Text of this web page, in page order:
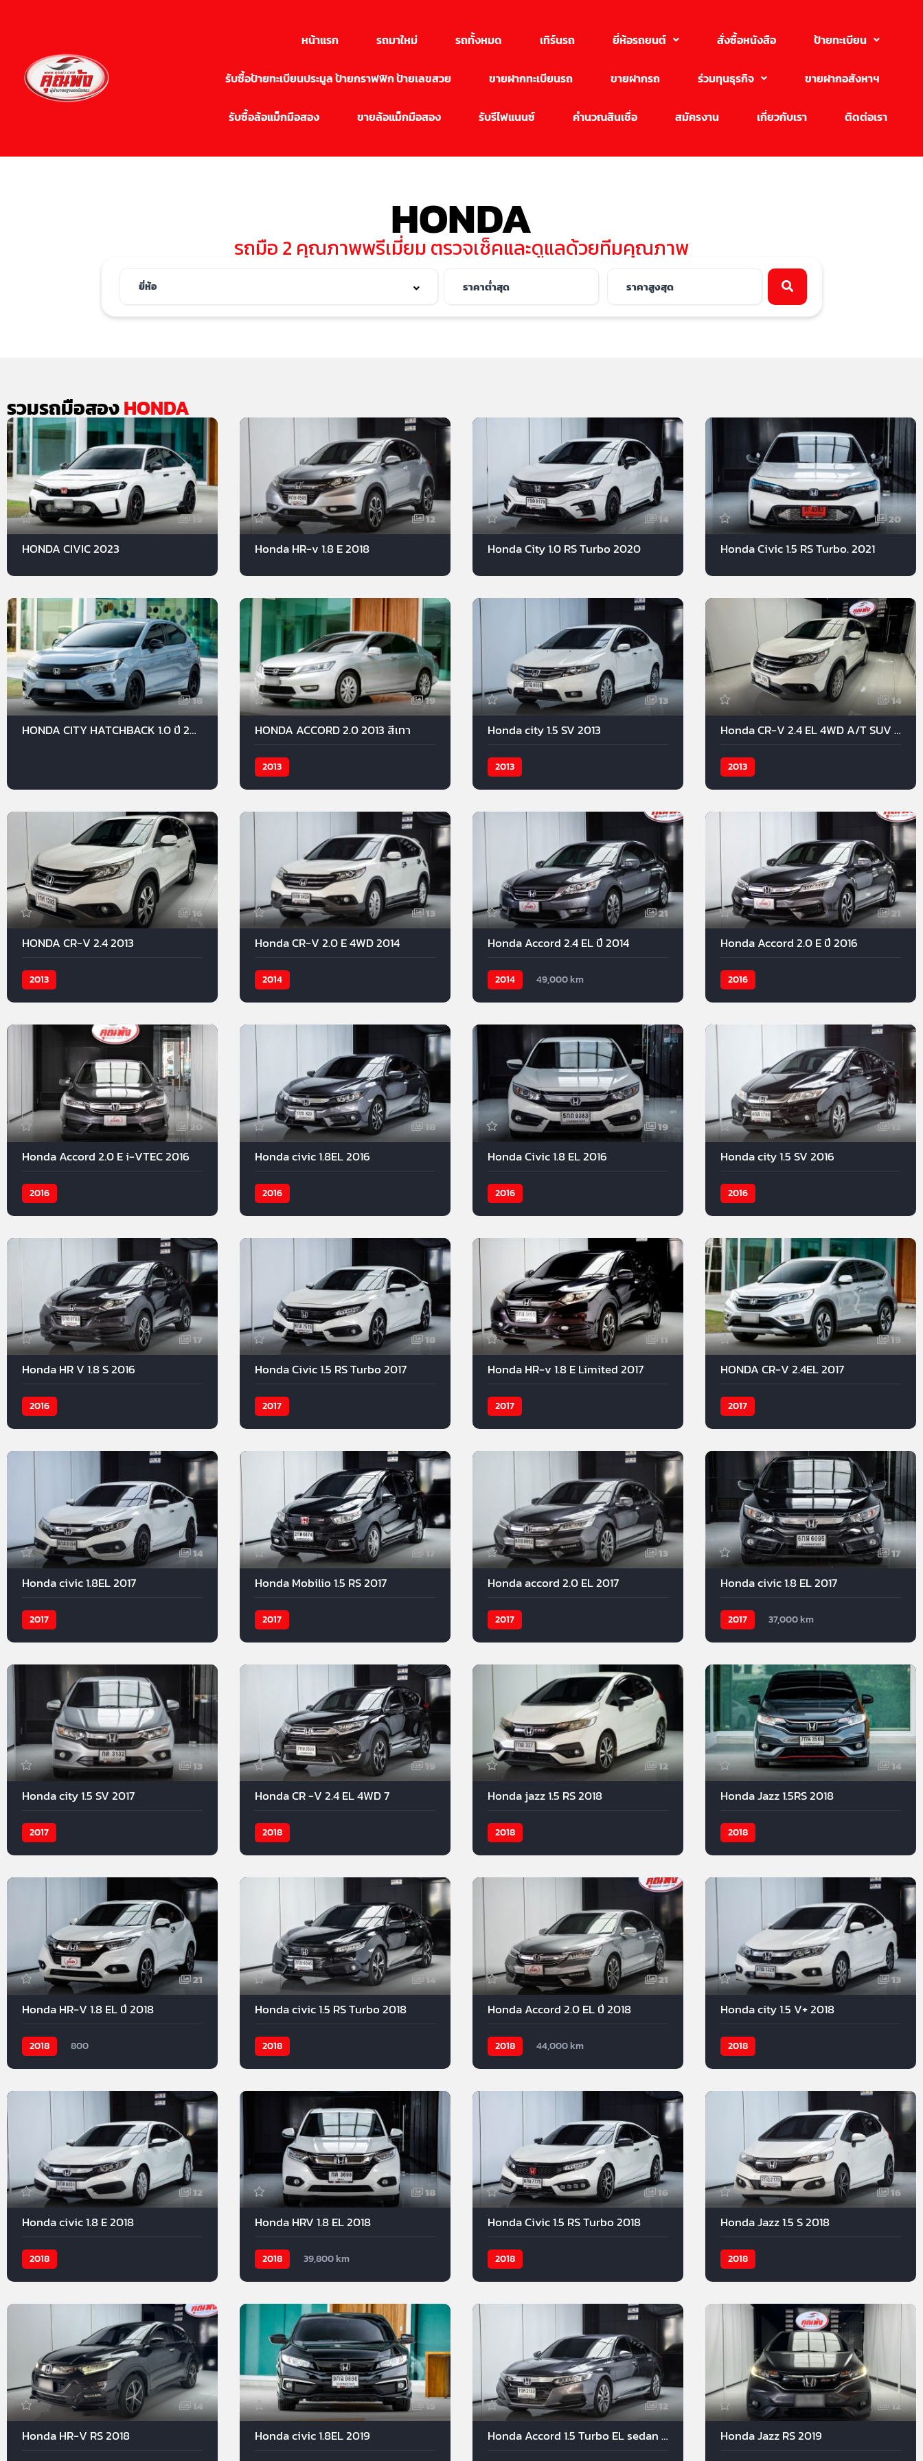
หน้าแรก รถมาใหม่ รถทั้งหมด เทิร์นรถ ยี่ห้อรถยนต์ สั่งซื้อหนังสือ ป้ายทะเบียน
รับซื้อป้ายทะเบียนประมูล ป้ายกราฟฟิก ป้ายเลขสวย ขายฝากทะเบียนรถ ขายฝากรถ ร่วมทุนธุรกิจ ขายฝากอสังหาฯ
รับซื้อล้อแม็กมือสอง ขายล้อแม็กมือสอง รับรีไฟแนนซ์ คำนวณสินเชื่อ สมัครงาน เกี่ยวกับเรา ติดต่อเรา
HONDA
รถมือ 2 คุณภาพพรีเมี่ยม ตรวจเช็คและดูแลด้วยทีมคุณภาพ
รวมรถมือสองHONDA
19
HONDA CIVIC 2023
12
Honda HR-v 1.8 E 2018
14
Honda City 1.0 RS Turbo 2020
20
Honda Civic 1.5 RS Turbo. 2021
18
HONDA CITY HATCHBACK 1.0 ปี 2021
19
HONDA ACCORD 2.0 2013 สีเทา
2013
13
Honda city 1.5 SV 2013
2013
14
Honda CR-V 2.4 EL 4WD A/T SUV 2013
2013
16
HONDA CR-V 2.4 2013
2013
13
Honda CR-V 2.0 E 4WD 2014
2014
21
Honda Accord 2.4 EL ปี 2014
2014 49,000 km
21
Honda Accord 2.0 E ปี 2016
2016
20
Honda Accord 2.0 E i-VTEC 2016
2016
18
Honda civic 1.8EL 2016
2016
19
Honda Civic 1.8 EL 2016
2016
12
Honda city 1.5 SV 2016
2016
17
Honda HR V 1.8 S 2016
2016
18
Honda Civic 1.5 RS Turbo 2017
2017
11
Honda HR-v 1.8 E Limited 2017
2017
19
HONDA CR-V 2.4EL 2017
2017
14
Honda civic 1.8EL 2017
2017
17
Honda Mobilio 1.5 RS 2017
2017
13
Honda accord 2.0 EL 2017
2017
17
Honda civic 1.8 EL 2017
2017 37,000 km
13
Honda city 1.5 SV 2017
2017
19
Honda CR -V 2.4 EL 4WD 7
2018
12
Honda jazz 1.5 RS 2018
2018
14
Honda Jazz 1.5RS 2018
2018
21
Honda HR-V 1.8 EL ปี 2018
2018 800
14
Honda civic 1.5 RS Turbo 2018
2018
21
Honda Accord 2.0 EL ปี 2018
2018 44,000 km
13
Honda city 1.5 V+ 2018
2018
12
Honda civic 1.8 E 2018
2018
18
Honda HRV 1.8 EL 2018
2018 39,800 km
16
Honda Civic 1.5 RS Turbo 2018
2018
16
Honda Jazz 1.5 S 2018
2018
14
Honda HR-V RS 2018
15
Honda civic 1.8EL 2019
12
Honda Accord 1.5 Turbo EL sedan class 2019
12
Honda Jazz RS 2019